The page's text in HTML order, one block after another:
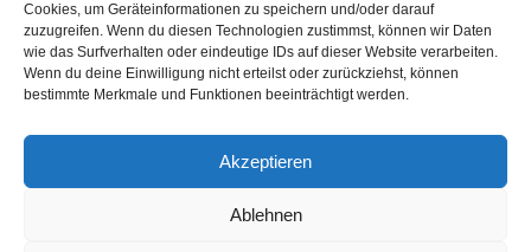
Cookies, um Geräteinformationen zu speichern und/oder darauf
zuzugreifen. Wenn du diesen Technologien zustimmst, können wir Daten
wie das Surfverhalten oder eindeutige IDs auf dieser Website verarbeiten.
Wenn du deine Einwilligung nicht erteilst oder zurückziehst, können
bestimmte Merkmale und Funktionen beeinträchtigt werden.
Akzeptieren
Ablehnen
Expertenwissen
POS Connect
Best Retail Cases
Kassenlose Läden
Marketing
Digital
Advertising
Corona
Mobile
Studie